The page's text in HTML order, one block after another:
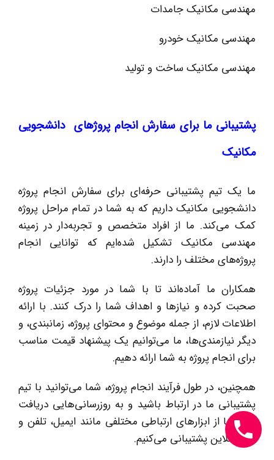
مهندسی مکانیک جامدات
مهندسی مکانیک خودرو
مهندسی مکانیک ساخت و تولید
پشتیبانی ما برای سفارش انجام پروژهای دانشجویی
مکانیک
ما یک تیم پشتیبانی حرفه‌ای برای سفارش انجام پروژه
دانشجویی مکانیک داریم که به شما در تمام مراحل پروژه
کمک می‌کند. ما از افراد متخصص و تجربه‌دار در زمینه
مهندسی مکانیک تشکیل شده‌ایم که توانایی انجام
پروژه‌های مختلف را دارند.
همکاران ما آماده‌اند تا با شما در مورد جزئیات پروژه
صحبت کرده و نیازها و اهداف شما را درک کنند. با ارائه
اطلاعات لازم، از جمله موضوع و محتوای پروژه، زمانبندی، و
دیگر نیازمندی‌ها، ما می‌توانیم یک پیشنهاد قیمت مناسب
برای انجام پروژه به شما ارائه دهیم.
همچنین، در طول فرآیند انجام پروژه، شما می‌توانید با تیم
پشتیبانی ما در ارتباط باشید و به روزرسانی‌هایی دریافت
کنید. ما از ابزارهای ارتباطی مختلفی مانند ایمیل، تلفن و
چت آنلاین پشتیبانی می‌کنیم.